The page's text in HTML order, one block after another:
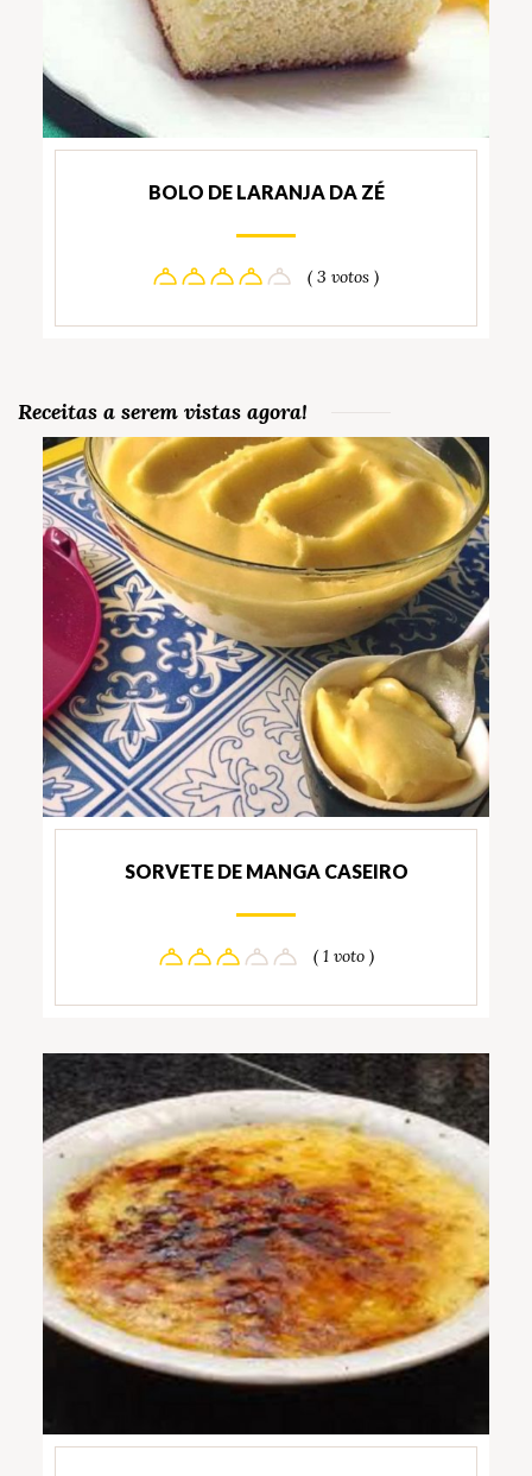
BOLO DE LARANJA DA ZÉ
( 3 votos )
Receitas a serem vistas agora!
SORVETE DE MANGA CASEIRO
( 1 voto )